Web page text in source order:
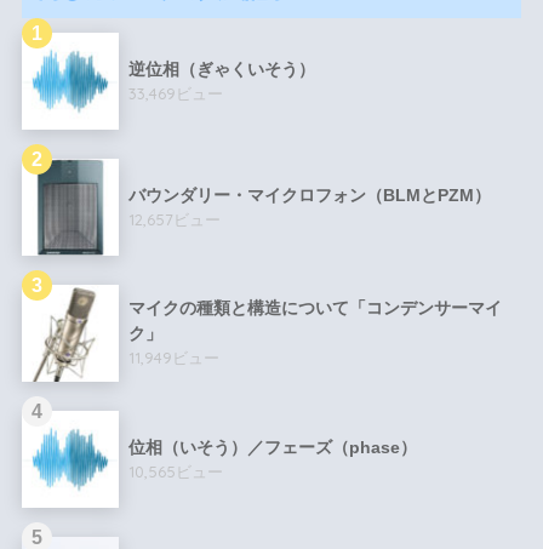
逆位相（ぎゃくいそう）
33,469ビュー
バウンダリー・マイクロフォン（BLMとPZM）
12,657ビュー
マイクの種類と構造について「コンデンサーマイ
ク」
11,949ビュー
位相（いそう）／フェーズ（phase）
10,565ビュー